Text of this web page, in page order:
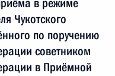
в режиме
Чукотского
по поручению
советником
в Приёмной